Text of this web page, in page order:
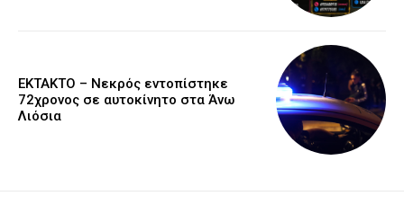
EKTAKTO – Νεκρός εντοπίστηκε
72χρονος σε αυτοκίνητο στα Άνω
Λιόσια